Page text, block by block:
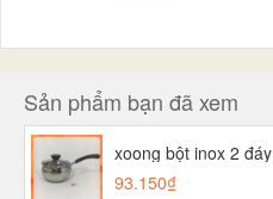
Sản phẩm bạn đã xem
xoong bột inox 2 đáy
93.150₫